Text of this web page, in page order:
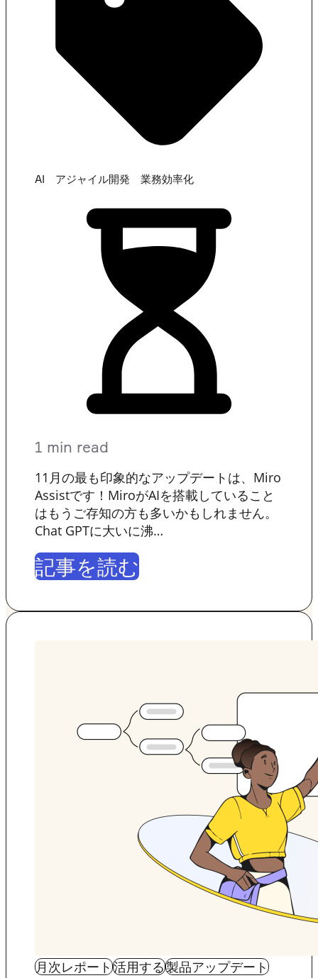
AI アジャイル開発 業務効率化
1 min read
11月の最も印象的なアップデートは、Miro
Assistです！MiroがAIを搭載していること
はもうご存知の方も多いかもしれません。
Chat GPTに大いに沸…
記事を読む
月次レポート活用する製品アップデート